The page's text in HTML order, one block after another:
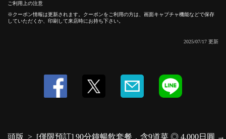
ご利用上の注意
クーポン情報は更新されます。クーポンをご利用の方は、画面キャプチャ機能などで保存
していただくか、印刷して来店時にお持ち下さい。
2025/07/17 更新
頭版 [僅限預訂] 90分鐘暢飲套餐，含9道菜 ◎ 4,000日圓 →
[僅限預訂] 90分鐘暢飲套餐，含9道菜 ◎ 4,000日圓 → 3,500
日圓 | 串くし本舗 加古川店